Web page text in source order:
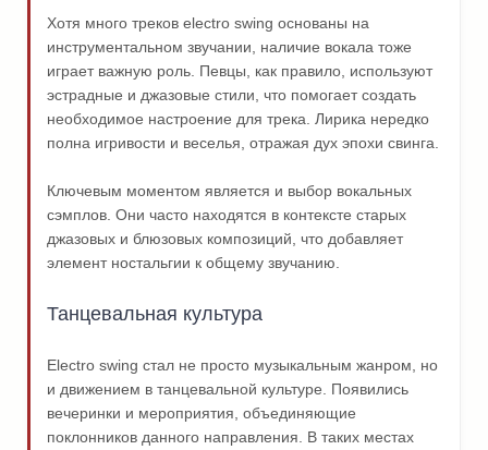
Хотя много треков electro swing основаны на
инструментальном звучании, наличие вокала тоже
играет важную роль. Певцы, как правило, используют
эстрадные и джазовые стили, что помогает создать
необходимое настроение для трека. Лирика нередко
полна игривости и веселья, отражая дух эпохи свинга.
Ключевым моментом является и выбор вокальных
сэмплов. Они часто находятся в контексте старых
джазовых и блюзовых композиций, что добавляет
элемент ностальгии к общему звучанию.
Танцевальная культура
Electro swing стал не просто музыкальным жанром, но
и движением в танцевальной культуре. Появились
вечеринки и мероприятия, объединяющие
поклонников данного направления. В таких местах